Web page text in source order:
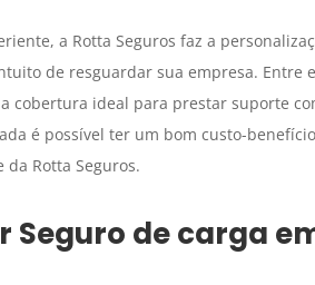
a Rotta Seguros faz a
de resguardar sua empresa. Entre
cobertura ideal para prestar suporte
é possível ter um bom custo-
Rotta Seguros.
Seguro de carga